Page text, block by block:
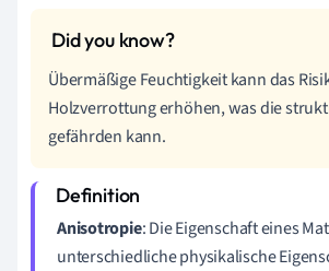
Übermäßige Feuchtigkeit kann das
Holzverrottung erhöhen, was die
gefährden kann.
Anisotropie: Die Eigenschaft eines
unterschiedliche physikalische